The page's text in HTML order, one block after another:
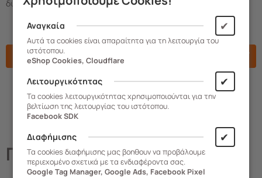
δυσκολίες.
Χαρακτηριστικά
ΠαρόμοιαΠροϊόντα
Αναγκαία ✔
Αυτά τα cookies είναι απαραίτητα για τη λειτουργία του
ιστότοπου.
eShop Cookies, Cloudflare
Λειτουργικότητας ✔
Τα cookies λειτουργικότητας χρησιμοποιούνται για την
βελτίωση της λειτουργίας του ιστότοπου.
Facebook SDK
Διαφήμισης ✔
Τα cookies διαφήμισης μας βοηθουν να προβάλουμε
περιεχομένο σχετικά με τα ενδιαφέροντα σας.
Google Tag Manager, Google Ads, Facebook Pixel